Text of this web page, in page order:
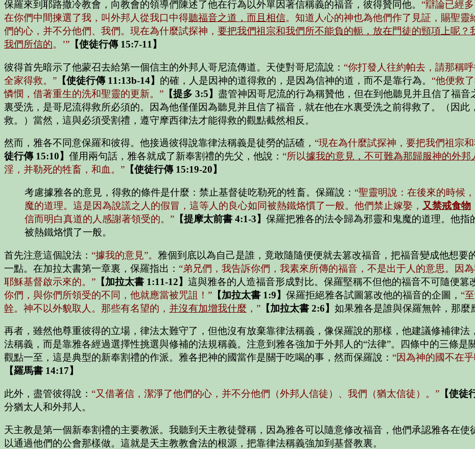
保羅來到耶路撒冷教會，向教會的領導們陳述了他在行為以外單因著信稱義的福音，彼得贊同他。 “辯論已經
在你們中間揀選了我，叫外邦人從我口中得聽福音之道，而且相信。知道人心的神也為他們作了見証，賜聖靈
們的心，并不分他們、我們。現在為什麼試探神， 要把我們祖宗和我們所不能負的軛，放在門徒的頸項上呢
我們所信的。’” 【使徒行傳 15:7-11】
彼得首先暗示了他蒙召去給第一個信主的外邦人哥尼流傳道。天使對哥尼流說： “你打發人往約帕去，請那稱
全家得救。” 【使徒行傳 11:13b-14】 的確，人是因神的道得救的，是因為信神的道，而不是靠行為。 “他便救
憐憫，借著重生的洗和聖靈的更新。” 【提多 3:5】 盡管神因哥尼流的行為稱贊他，但在到他聽見并且信了福
裏受洗，是哥尼流得救所必須的。因為他僅僅因為聽見并且信了福音，就在他在水裏受洗之前得救了。（因
救。）當然，這與必須受割禮，遵守摩西律法才能得救的觀點截然相反。
然而，雅各不同意保羅和彼得。他接過彼得說靠律法稱義是徒勞的話碴， “現在為什麼試探神，要把我們祖宗
徒行傳 15:10】 僅用兩句話，雅各就成了新奉割禮的先父，他說： “所以據我的意見，不可難為那歸服神的外邦
淫，并勒死的牲畜，和血。” 【使徒行傳 15:19-20】
考慮據雅各的意見，得救的條件是什麼：禁止基督徒吃勒死的牲畜。保羅說： “聖靈明說：在後來的時候
魔的道理。這是因為說謊之人的假冒，這等人的良心如同被熱鐵烙慣了一般。他們禁止嫁娶， 又禁戒食物
信而明白真道的人感謝著領受的。” 【提摩太前書 4:1-3】 保羅把雅各的法令歸為邪靈和鬼魔的道理。他
被熱鐵烙慣了一般。
首先注意這個說法： “據我的意見”。 雅個到底以為自己是誰，竟敢隨隨便便就去篡改福音，把福音變成他想
一點。在加拉太書第一章裏，保羅指出： “弟兄們，我告訴你們，我素來所傳的福音，不是出于人的意思。因
耶穌基督啟示來的。” 【加拉太書 1:11-12】 這與雅各的人造福音形成對比。保羅堅稱不但他的福音不可隨便篡
你們，與你們所領受的不同，他就應當被咒詛！” 【加拉太書 1:9】 保羅拒絕雅各試圖篡改他的福音的企圖， “
幹。神不以外貌取人。那些有名望的， 并沒有加增我什麼 ，” 【加拉太書 2:6】 如果雅各是誰與保羅無幹，那麼
再者，雖然他尊重彼得的立場，律法太難守了，但他沒有放棄靠律法稱義，像保羅說的那樣，他建議修補律
法稱義，而是靠雅各經過選擇性挑選與修補的法規稱義。注意到雅各強加于外邦人的“法律”。四條中的三條
觀點一至，這是典型的新奉割禮的作派。雅各把神的國當作是關于吃喝的事，然而保羅說： “因為神的國不在
【羅馬書 14:17】
此外，盡管彼得說： “又借著信，潔淨了他們的心，并不分他們 （外邦人信徒） 、我們 （猶太信徒） 。” 【使徒
分猶太人和外邦人。
天主教是第一個新奉割禮的主要教派。我聽到天主教徒聲稱，因為雅各可以隨意修改福音，他們承認雅各在
以通過他們的公會那樣做。這就是天主教教會法的根源，把靠律法稱義強加到基督教裏。